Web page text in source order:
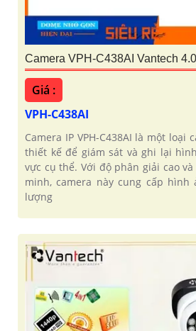
Camera VPH-C438AI Vantech
Giá :
VPH-C438AI
Camera IP VPH-C438AI là một loại
thiết kế để giám sát và ghi lại
vực cụ thể. Với độ phân giải cao
minh, camera này cung cấp hình
lượng